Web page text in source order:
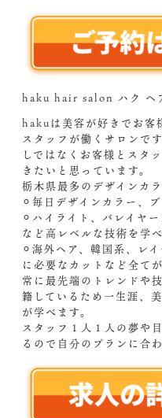
haku hair salon ハク ヘ
hakuは美容が好きでお客
スタッフが働くサロンで
しではなくお客様とスタ
きたいと思っています。
栃木県最多のデザインカ
⚪︎毎日デザインカラー、
⚪︎ハイライト、バレイヤ
など高レベルな技術を学べ
⚪︎海外ヘア、韓国系、レ
に必要なカットなど全てが
常に最先端のトレンドや
籍しているため一生涯、
が学べます。
スタッフ１人１人の夢や
るので自分のプランに合